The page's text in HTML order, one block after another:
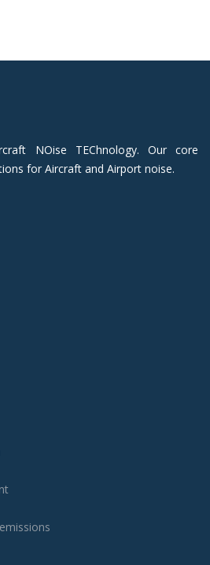
NOise TEChnology. Our core
for Aircraft and Airport noise.